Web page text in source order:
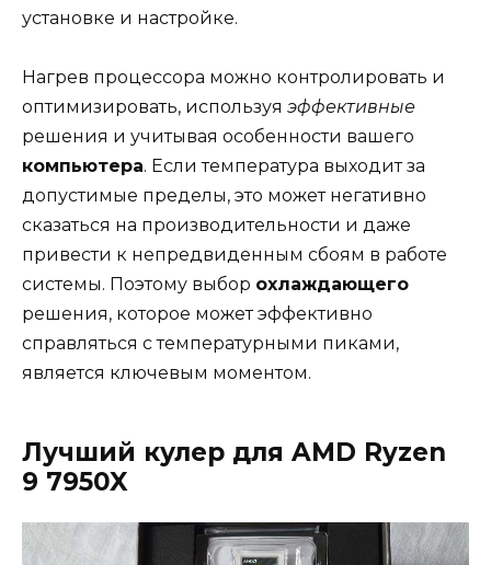
установке и настройке.
Нагрев процессора можно контролировать и
оптимизировать, используя эффективные
решения и учитывая особенности вашего
компьютера. Если температура выходит за
допустимые пределы, это может негативно
сказаться на производительности и даже
привести к непредвиденным сбоям в работе
системы. Поэтому выбор охлаждающего
решения, которое может эффективно
справляться с температурными пиками,
является ключевым моментом.
Лучший кулер для AMD Ryzen
9 7950X